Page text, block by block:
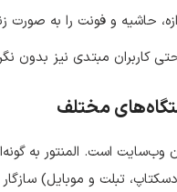
حاشیه و فونت را به
مبتدی نیز بدون
مختلف
وب‌سایت است. المنتور به
تبلت و موبایل)